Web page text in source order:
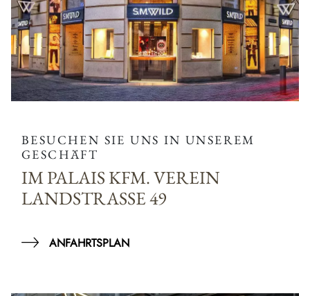
BESUCHEN SIE UNS IN UNSEREM
GESCHÄFT
IM PALAIS KFM. VEREIN
LANDSTRASSE 49
ANFAHRTSPLAN